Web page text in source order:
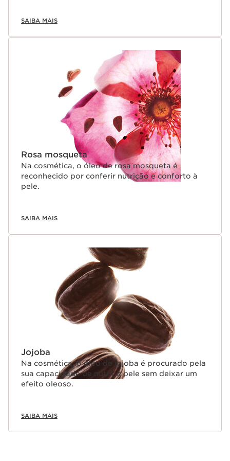
SAIBA MAIS
Rosa mosqueta
Na cosmética, o óleo de rosa mosqueta é
reconhecido por conferir nutrição e conforto à
pele.
SAIBA MAIS
Jojoba
Na cosmética, o óleo de jojoba é procurado pela
sua capacidade de nutrir a pele sem deixar um
efeito oleoso.
SAIBA MAIS